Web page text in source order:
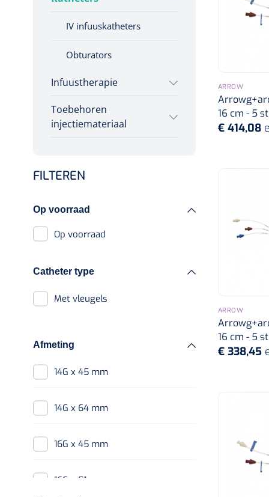
Incontinentiezorg
Injectiemateriaal
Infrastructuur
Monitoring
Wondzorg
Voorgevulde spuiten
Enterale spuiten
Vleugelnaalden
Pennaalden
Huber naalden
IV infuuskatheters
Obturators
Infuustherapie
Infuusstaander
Toebehoren
injectiemateriaal
Naaldcontainers en
FILTEREN
Op voorraad
Op voorraad
Catheter type
Met vleugels
Afmeting
14G x 45 mm
14G x 64 mm
16G x 45 mm
16G x 51 mm
ARROW
16 cm - 5 st
€ 414,08
ARROW
16 cm - 5 st
€ 338,45